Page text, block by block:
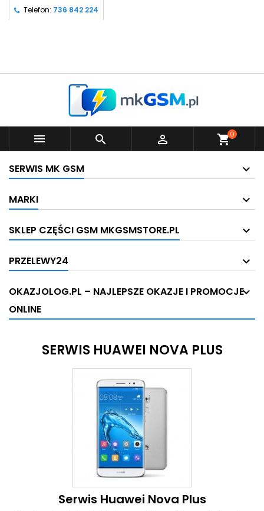
Telefon: 736 842 224
   shopping_cart0
SERWIS MK GSM
MARKI
SKLEP CZĘŚCI GSM MKGSMSTORE.PL
PRZELEWY24
OKAZJOLOG.PL – NAJLEPSZE OKAZJE I PROMOCJE
ONLINE
SERWIS HUAWEI NOVA PLUS
Serwis Huawei Nova Plus